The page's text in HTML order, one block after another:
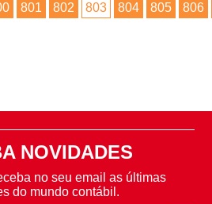
801 802 803 804 805 806
NOVIDADES
no seu email as últimas
do mundo contábil.